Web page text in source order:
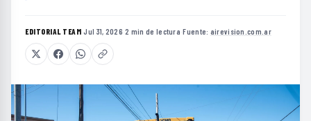
EDITORIAL TEAM·Jul 31, 2026·2 min de lectura·Fuente: airevision.com.ar